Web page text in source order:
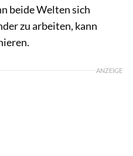
beide Welten sich
zu arbeiten, kann
ANZEIGE